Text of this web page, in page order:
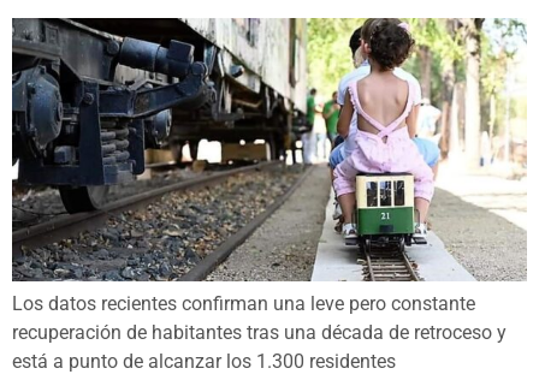
Los datos recientes confirman una leve pero constante
recuperación de habitantes tras una década de retroceso y
está a punto de alcanzar los 1.300 residentes